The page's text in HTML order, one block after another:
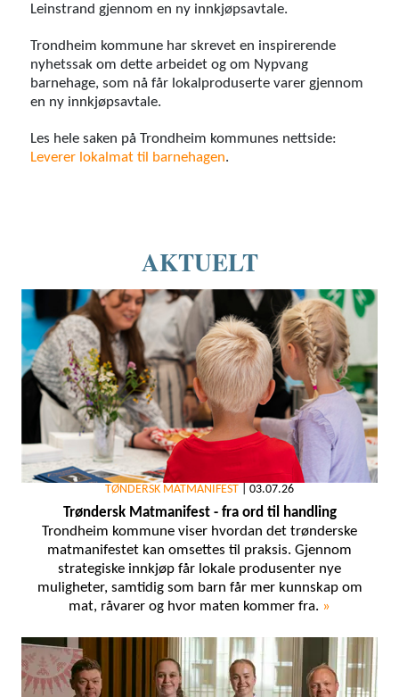
Leinstrand gjennom en ny innkjøpsavtale.
Trondheim kommune har skrevet en inspirerende
nyhetssak om dette arbeidet og om Nypvang
barnehage, som nå får lokalproduserte varer gjennom
en ny innkjøpsavtale.
Les hele saken på Trondheim kommunes nettside:
Leverer lokalmat til barnehagen.
AKTUELT
TØNDERSK MATMANIFEST 03.07.26
Trøndersk Matmanifest - fra ord til handling
Trondheim kommune viser hvordan det trønderske
matmanifestet kan omsettes til praksis. Gjennom
strategiske innkjøp får lokale produsenter nye
muligheter, samtidig som barn får mer kunnskap om
mat, råvarer og hvor maten kommer fra. »